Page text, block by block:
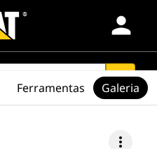
person
search
more_vert
Ferramentas Galeria